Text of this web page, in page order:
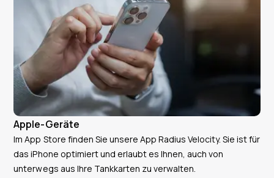
Apple-Geräte
Im App Store finden Sie unsere App Radius Velocity. Sie ist für
das iPhone optimiert und erlaubt es Ihnen, auch von
unterwegs aus Ihre Tankkarten zu verwalten.